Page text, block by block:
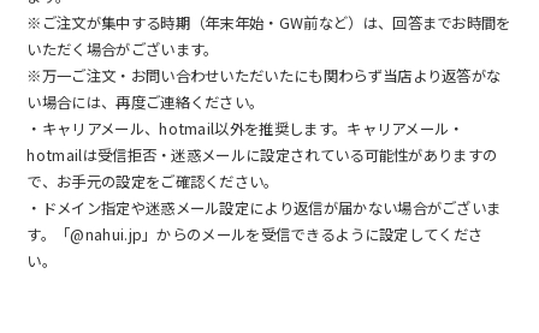
※ご注文が集中する時期（年末年始・GW前など）は、回答までお時間を
いただく場合がございます。
※万一ご注文・お問い合わせいただいたにも関わらず当店より返答がな
い場合には、再度ご連絡ください。
・キャリアメール、hotmail以外を推奨します。キャリアメール・
hotmailは受信拒否・迷惑メールに設定されている可能性がありますの
で、お手元の設定をご確認ください。
・ドメイン指定や迷惑メール設定により返信が届かない場合がございま
す。「@nahui.jp」からのメールを受信できるように設定してくださ
い。